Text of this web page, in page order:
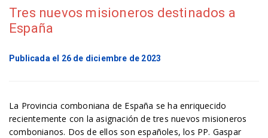
Tres nuevos misioneros destinados a
España
Publicada el 26 de diciembre de 2023
La Provincia comboniana de España se ha enriquecido
recientemente con la asignación de tres nuevos misioneros
combonianos. Dos de ellos son españoles, los PP. Gaspar